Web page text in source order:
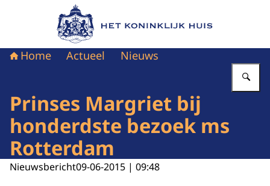
Naar de homepage van Het Koninklijk Huis
Home Actueel Nieuws
Prinses Margriet bij
honderdste bezoek ms
Rotterdam
Nieuwsbericht09-06-2015 | 09:48